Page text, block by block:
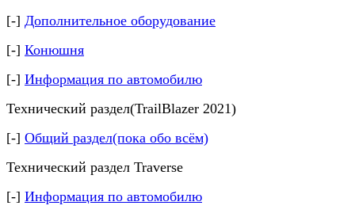
[-] Дополнительное оборудование
[-] Конюшня
[-] Информация по автомобилю
Технический раздел(TrailBlazer 2021)
[-] Общий раздел(пока обо всём)
Технический раздел Traverse
[-] Информация по автомобилю